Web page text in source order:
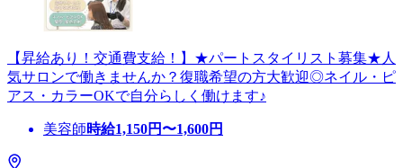
【昇給あり！交通費支給！】★パートスタイリスト募集★人
気サロンで働きませんか？復職希望の方大歓迎◎ネイル・ピ
アス・カラーOKで自分らしく働けます♪
美容師時給1,150円〜1,600円